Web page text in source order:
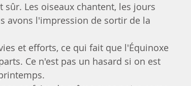
sûr. Les oiseaux chantent, les jours
avons l'impression de sortir de la
et efforts, ce qui fait que l'Équinoxe
Ce n'est pas un hasard si on est